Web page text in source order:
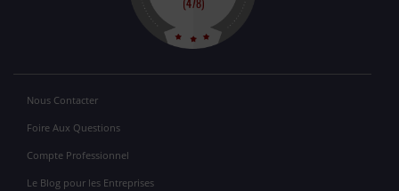
Nous Contacter
Foire Aux Questions
Compte Professionnel
Le Blog pour les Entreprises